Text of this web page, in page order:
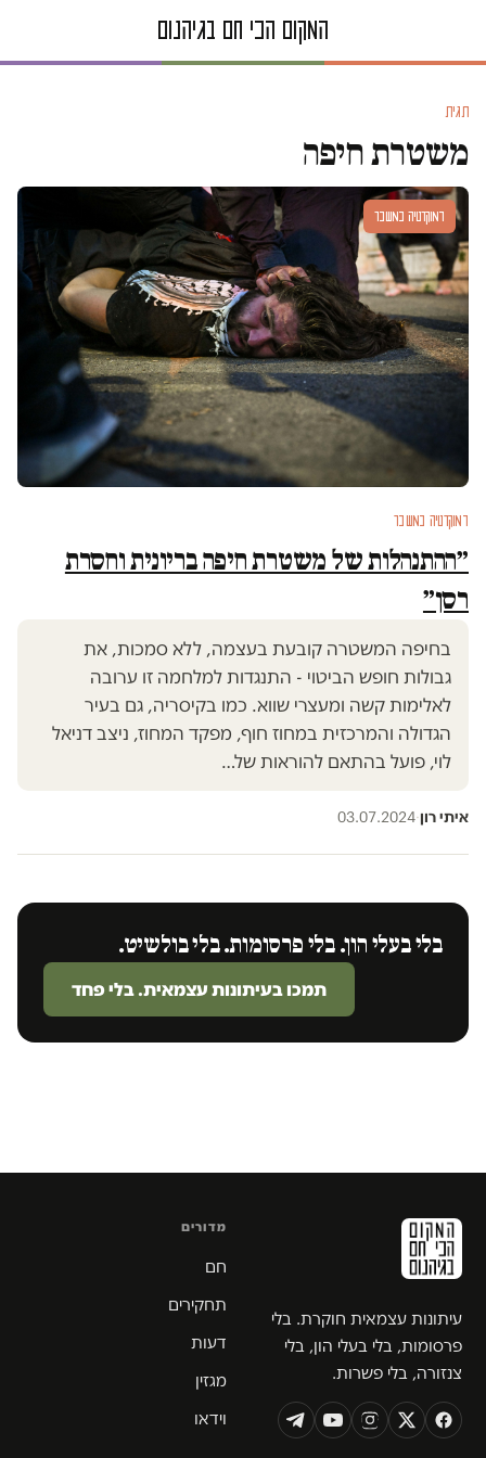
תגית
משטרת חיפה
דמוקרטיה במשבר
דמוקרטיה במשבר
״ההתנהלות של משטרת חיפה בריונית וחסרת
רסן״
בחיפה המשטרה קובעת בעצמה, ללא סמכות, את
גבולות חופש הביטוי - התנגדות למלחמה זו ערובה
לאלימות קשה ומעצרי שווא. כמו בקיסריה, גם בעיר
הגדולה והמרכזית במחוז חוף, מפקד המחוז, ניצב דניאל
לוי, פועל בהתאם להוראות של…
איתי רון·
03.07.2024
בלי בעלי הון. בלי פרסומות. בלי בולשיט.
תמכו בעיתונות עצמאית. בלי פחד
עיתונות עצמאית חוקרת. בלי
פרסומות, בלי בעלי הון, בלי
צנזורה, בלי פשרות.
מדורים
חם
תחקירים
דעות
מגזין
וידאו